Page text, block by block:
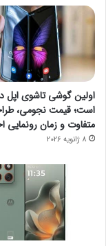
اولین گوشی تاشوی اپل
است؛ قیمت نجومی،
متفاوت و زمان رونمایی
8 ژانویه 2026